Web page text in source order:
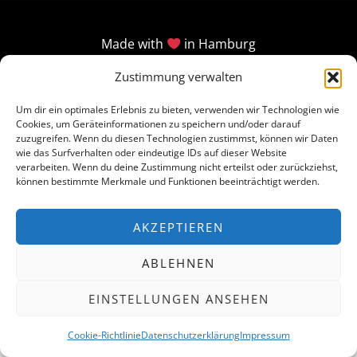
Zustimmung verwalten
Um dir ein optimales Erlebnis zu bieten, verwenden wir Technologien wie
Cookies, um Geräteinformationen zu speichern und/oder darauf
zuzugreifen. Wenn du diesen Technologien zustimmst, können wir Daten
wie das Surfverhalten oder eindeutige IDs auf dieser Website
verarbeiten. Wenn du deine Zustimmung nicht erteilst oder zurückziehst,
können bestimmte Merkmale und Funktionen beeinträchtigt werden.
AKZEPTIEREN
ABLEHNEN
EINSTELLUNGEN ANSEHEN
Cookie-RichtlinieDatenschutzerklärungImpressum
Made with in Hamburg